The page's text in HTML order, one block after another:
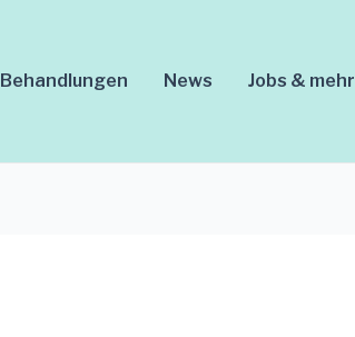
Behandlungen News Jobs & mehr